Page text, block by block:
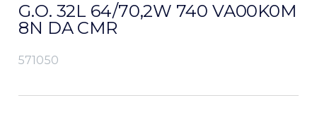
G.O. 32L 64/70,2W 740 VA00K0M
8N DA CMR
571050